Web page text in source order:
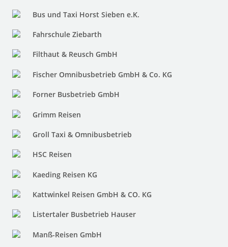
Bus und Taxi Horst Sieben e.K.
Fahrschule Ziebarth
Filthaut & Reusch GmbH
Fischer Omnibusbetrieb GmbH & Co. KG
Forner Busbetrieb GmbH
Grimm Reisen
Groll Taxi & Omnibusbetrieb
HSC Reisen
Kaeding Reisen KG
Kattwinkel Reisen GmbH & CO. KG
Listertaler Busbetrieb Hauser
Manß-Reisen GmbH